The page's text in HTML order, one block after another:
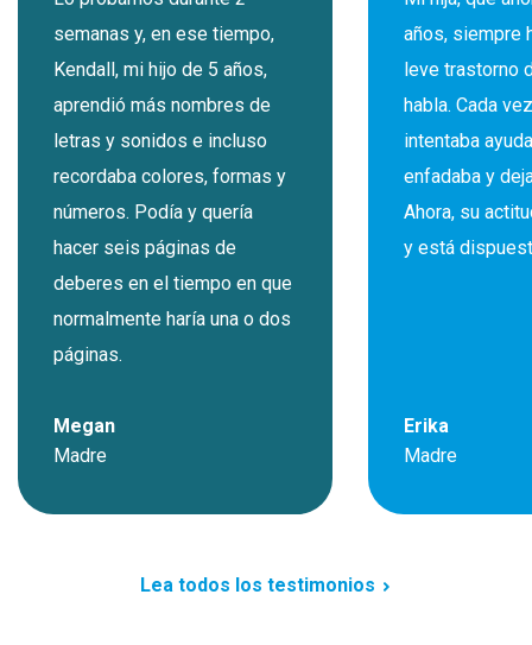
semanas y, en ese tiempo,
Kendall, mi hijo de 5 años,
aprendió más nombres de
letras y sonidos e incluso
recordaba colores, formas y
números. Podía y quería
hacer seis páginas de
deberes en el tiempo en que
normalmente haría una o dos
páginas.
Megan
Madre
años, siempre
leve trastorno
habla. Cada
intentaba
enfadaba y
Ahora, su
y está
Erika
Madre
Lea todos los testimonios